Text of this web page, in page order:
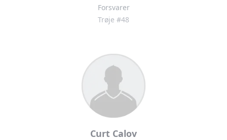
Forsvarer
Trøje #48
Curt Calov